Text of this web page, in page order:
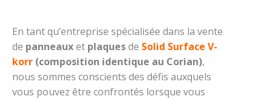
En tant qu’entreprise spécialisée dans la vente
de panneauxet plaquesde Solid Surface V-
korr (composition identique au Corian),
nous sommes conscients des défis auxquels
vous pouvez être confrontés lorsque vous